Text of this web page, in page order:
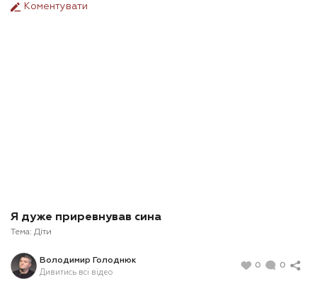
Коментувати
Я дуже приревнував сина
Тема: Діти
Володимир Голоднюк
Дивитись всі відео
0 0